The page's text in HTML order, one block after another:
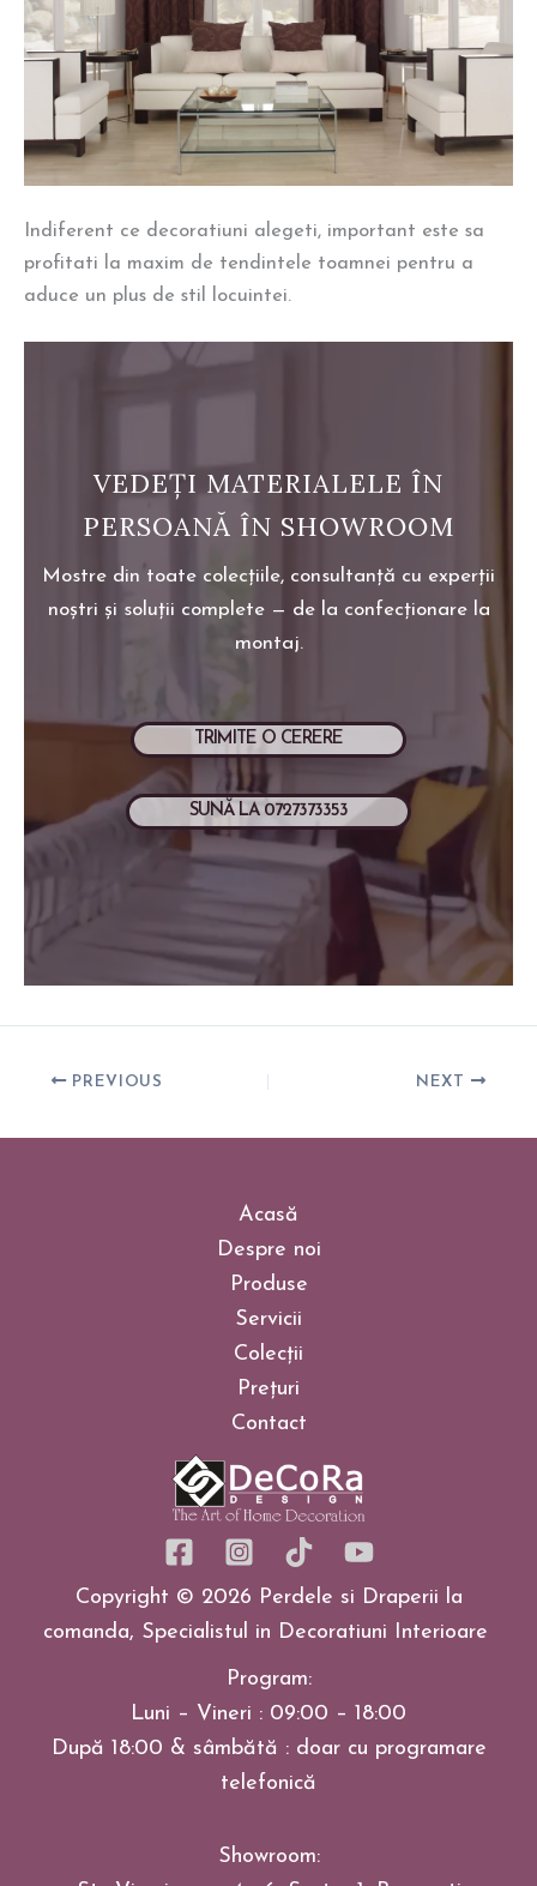
Indiferent ce decoratiuni alegeti, important este sa
profitati la maxim de tendintele toamnei pentru a
aduce un plus de stil locuintei.
VEDEȚI MATERIALELE ÎN
PERSOANĂ ÎN SHOWROOM
Mostre din toate colecțiile, consultanță cu experții
noștri și soluții complete — de la confecționare la
montaj.
TRIMITE O CERERE
SUNĂ LA 0727373353
PREVIOUS NEXT
Acasă
Despre noi
Produse
Servicii
Colecții
Prețuri
Contact
Copyright © 2026 Perdele si Draperii la
comanda, Specialistul in Decoratiuni Interioare
Program:
Luni – Vineri : 09:00 – 18:00
După 18:00 & sâmbătă : doar cu programare
telefonică
Showroom: